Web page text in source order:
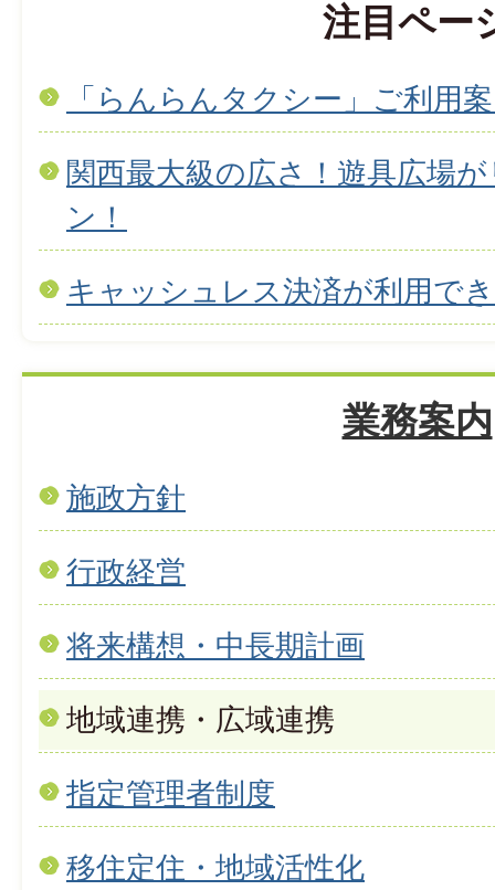
注目ペー
「らんらんタクシー」ご利用
関西最大級の広さ！遊具広場
ン！
キャッシュレス決済が利用で
業務案内
施政方針
行政経営
将来構想・中長期計画
地域連携・広域連携
指定管理者制度
移住定住・地域活性化